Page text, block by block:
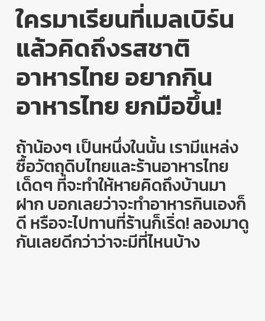
ใครมาเรียนที่เมลเบิร์น
แล้วคิดถึงรสชาติ
อาหารไทยอยากกิน
อาหารไทยยกมือขึ้น!
ถ้าน้องๆ เป็นหนึ่งในนั้น เรามีแหล่ง
ซื้อวัตถุดิบไทยและร้านอาหารไทย
เด็ดๆ ที่จะทำให้หายคิดถึงบ้านมา
ฝากบอกเลยว่าจะทำอาหารกินเองก็
ดี หรือจะไปทานที่ร้านก็เริ่ด!ลองมาดู
กันเลยดีกว่าว่าจะมีที่ไหนบ้าง